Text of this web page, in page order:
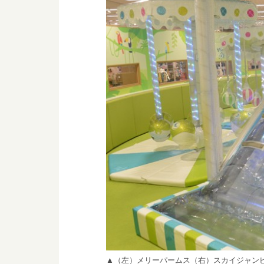
▲（左）メリーパームス（右）スカイジャン